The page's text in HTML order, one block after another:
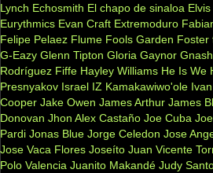
Lynch Echosmith El chapo de sinaloa
Eurythmics Evan Craft Extremoduro
Felipe Pelaez Flume Fools Garden Foster
G-Eazy Glenn Tipton Gloria Gaynor Gnash
Rodríguez Fiffe Hayley Williams He Is We
Presnyakov Israel IZ Kamakawiwo'ole
Cooper Jake Owen James Arthur James
Donovan Jhon Alex Castaño Joe Cuba
Pardi Jonas Blue Jorge Celedon Jose
Jose Vaca Flores Joseíto Juan Vicente
Polo Valencia Juanito Makandé Judy